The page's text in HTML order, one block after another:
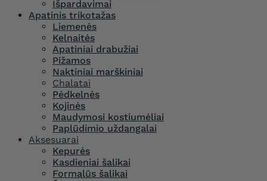
Išpardavimai
Apatinis trikotažas
Liemenės
Kelnaitės
Apatiniai drabužiai
Pižamos
Naktiniai marškiniai
Chalatai
Pėdkelnės
Kojinės
Maudymosi kostiumėliai
Paplūdimio uždangalai
Aksesuarai
Kepurės
Kasdieniai šalikai
Formalūs šalikai